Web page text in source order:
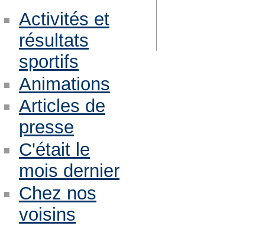
Activités et
résultats
sportifs
Animations
Articles de
presse
C'était le
mois dernier
Chez nos
voisins